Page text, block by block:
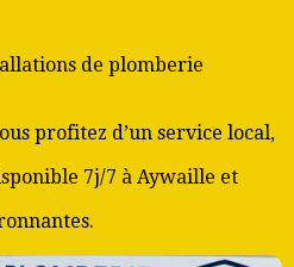
de plomberie
profitez d’un service local,
7j/7 à Aywaille et